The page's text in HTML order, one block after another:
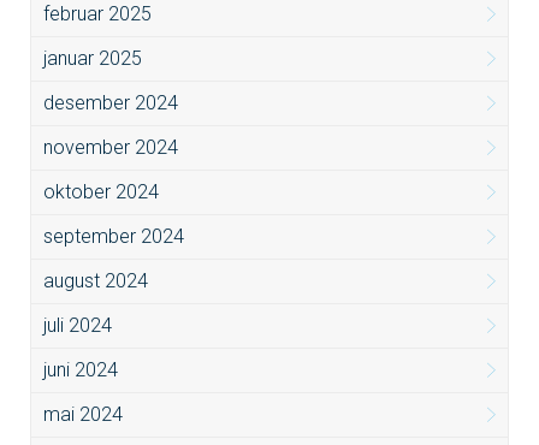
februar 2025
januar 2025
desember 2024
november 2024
oktober 2024
september 2024
august 2024
juli 2024
juni 2024
mai 2024